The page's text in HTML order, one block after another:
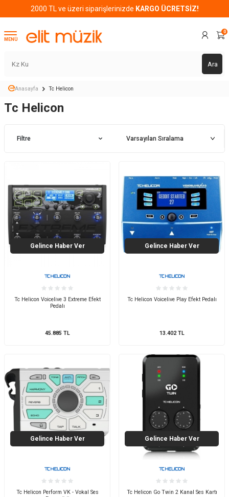
2000 TL ve üzeri siparişlerinizde KARGO ÜCRETSİZ!
MENÜ
Ara
0
Anasayfa Tc Helicon
Tc Helicon
Filtre
Tc Helicon Voicelive 3 Extreme Efekt
Pedalı
45.885TL
Gelince Haber Ver
Tc Helicon Voicelive Play Efekt Pedalı
13.402TL
Gelince Haber Ver
Tc Helicon Perform VK - Vokal Ses
Gelince Haber Ver
Tc Helicon Go Twin 2 Kanal Ses Kartı
Gelince Haber Ver